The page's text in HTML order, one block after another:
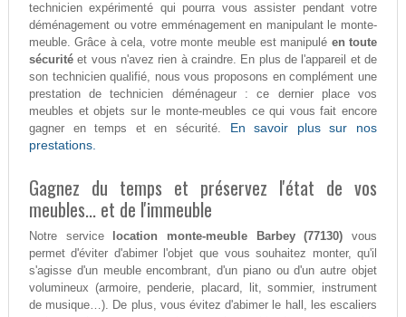
technicien expérimenté qui pourra vous assister pendant votre
déménagement ou votre emménagement en manipulant le monte-
meuble. Grâce à cela, votre monte meuble est manipulé en toute
sécuritéet vous n'avez rien à craindre. En plus de l'appareil et de
son technicien qualifié, nous vous proposons en complément une
prestation de technicien déménageur : ce dernier place vos
meubles et objets sur le monte-meubles ce qui vous fait encore
gagner en temps et en sécurité. En savoir plus sur nos
prestations.
Gagnez du temps et préservez l'état de vos
meubles... et de l'immeuble
Notre service location monte-meuble Barbey (77130) vous
permet d'éviter d'abimer l'objet que vous souhaitez monter, qu'il
s'agisse d'un meuble encombrant, d'un piano ou d'un autre objet
volumineux (armoire, penderie, placard, lit, sommier, instrument
de musique…). De plus, vous évitez d'abimer le hall, les escaliers